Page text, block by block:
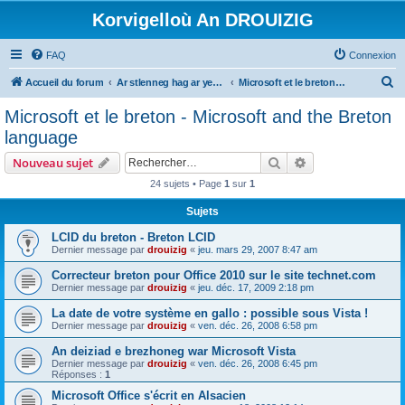
Korvigelloù An DROUIZIG
FAQ Connexion
Accueil du forum Ar stlenneg hag ar yezhoù bihan er bed a-bezh Microsoft et le breton - Microsoft and the Breton language
Microsoft et le breton - Microsoft and the Breton
language
Nouveau sujet Rechercher
24 sujets • Page 1 sur 1
Sujets
LCID du breton - Breton LCID
Dernier message par drouizig « jeu. mars 29, 2007 8:47 am
Correcteur breton pour Office 2010 sur le site technet.com
Dernier message par drouizig « jeu. déc. 17, 2009 2:18 pm
La date de votre système en gallo : possible sous Vista !
Dernier message par drouizig « ven. déc. 26, 2008 6:58 pm
An deiziad e brezhoneg war Microsoft Vista
Dernier message par drouizig « ven. déc. 26, 2008 6:45 pm
Réponses : 1
Microsoft Office s'écrit en Alsacien